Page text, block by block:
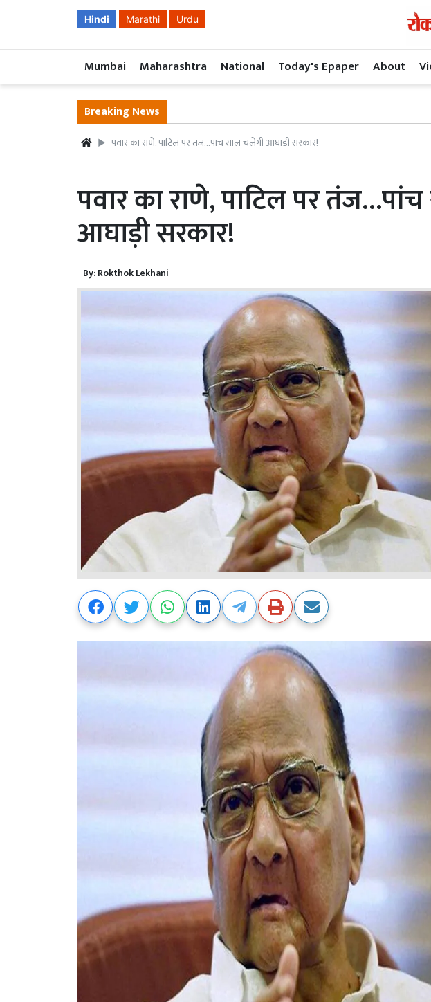
Hindi Marathi Urdu
Mumbai Maharashtra National Today's Epaper About
Breaking News
पवार का राणे, पाटिल पर तंज…पांच साल चलेगी आघाड़ी सरकार!
पवार का राणे, पाटिल पर
आघाड़ी सरकार!
By:Rokthok Lekhani